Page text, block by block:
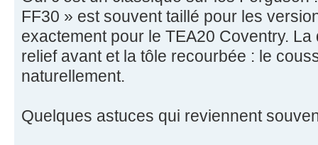
FF30 » est souvent taillé pour les
exactement pour le TEA20 Coventry.
relief avant et la tôle recourbée : le
naturellement.
Quelques astuces qui reviennent